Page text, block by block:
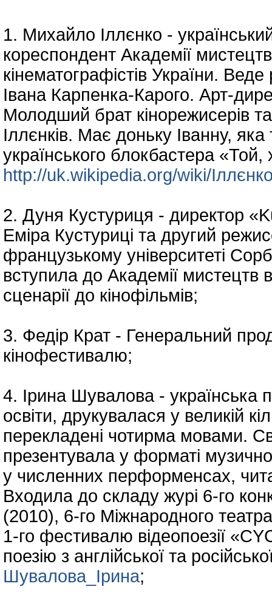
1. Михайло Іллєнко -
кореспондент Академії
кінематографістів України.
Івана Карпенка-Карого. Арт-
Молодший брат кінорежисерів
Іллєнків. Має доньку Іванну,
українського блокбастера
http://uk.wikipedia.org/wiki/
2. Дуня Кустуриця - директор
Еміра Кустуриці та другий
французькому університеті
вступила до Академії мистецтв
сценарії до кінофільмів;
3. Федір Крат - Генеральний
кінофестивалю;
4. Ірина Шувалова - українська
освіти, друкувалася у великій
перекладені чотирма мовами.
презентувала у форматі
у численних перформенсах,
Входила до складу журі 6-го
(2010), 6-го Міжнародного
1-го фестивалю відеопоезії
поезію з англійської та
Шувалова_Ірина;